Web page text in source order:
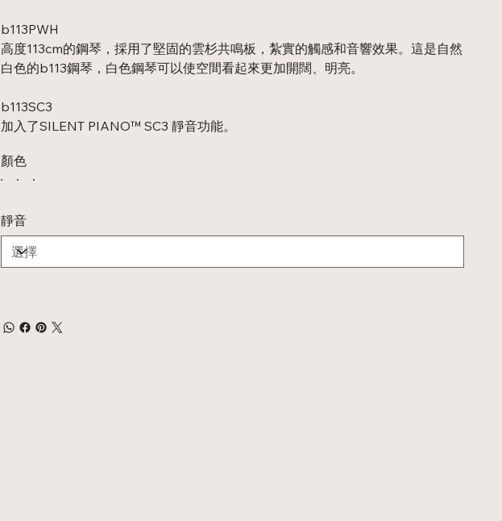
b113PWH
高度113cm的鋼琴，採用了堅固的雲杉共鳴板，紮實的觸感和音響效果。這是自然
白色的b113鋼琴，白色鋼琴可以使空間看起來更加開闊、明亮。
b113SC3
加入了SILENT PIANO™ SC3 靜音功能。
顏色
靜音